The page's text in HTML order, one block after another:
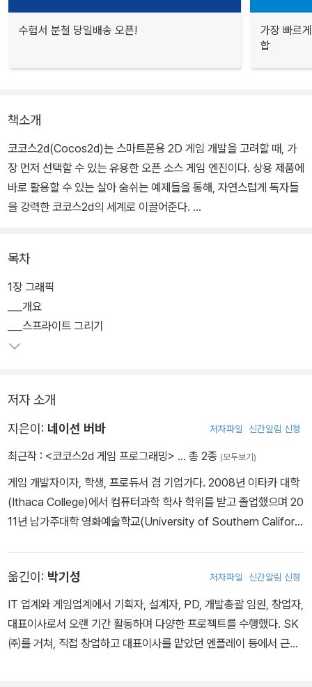
수험서 분철 당일배송 오픈!
가장 빠르
합
책소개
코코스2d(Cocos2d)는 스마트폰용 2D 게임 개발을 고려할 때, 가
장 먼저 선택할 수 있는 유용한 오픈 소스 게임 엔진이다. 상용 제품에
바로 활용할 수 있는 살아 숨쉬는 예제들을 통해, 자연스럽게 독자들
을 강력한 코코스2d의 세계로 이끌어준다.
명, 3D, 폴리곤 텍스처 처리, 멀티 플레이 네트워크, 물리엔진, 인공지
능 등 고급 주제들까지 망라하고 있다. 또, 아이폰 버전용으로 집필되
었지만, 안드로이드 버전에도 응용이 가능하도록 하였다.
목차
1장 그래픽
___개요
___스프라이트 그리기
저자 소개
지은이: 네이선 버바 저자파일 신간알림 신청
최근작 : <코코스2d 게임 프로그래밍> … 총 2종 (모두보기)
게임 개발자이자, 학생, 프로듀서 겸 기업가다. 2008년 이타카 대학
(Ithaca College)에서 컴퓨터과학 학사 학위를 받고 졸업했으며 20
11년 남가주대학 영화예술학교(University of Southern Californi
dios)를 설립했으며, 2012년 초에 자신의 첫 번째 iOS 게임인 골든
에이지 베이스볼(Golden Age Baseball)을 출시할 예정이다.
옮긴이: 박기성 저자파일 신간알림 신청
IT 업계와 게임업계에서 기획자, 설계자, PD, 개발총괄 임원, 창업자,
대표이사로서 오랜 기간 활동하며 다양한 프로젝트를 수행했다. SK
㈜를 거쳐, 직접 창업하고 대표이사를 맡았던 엔플레이 등에서 근무